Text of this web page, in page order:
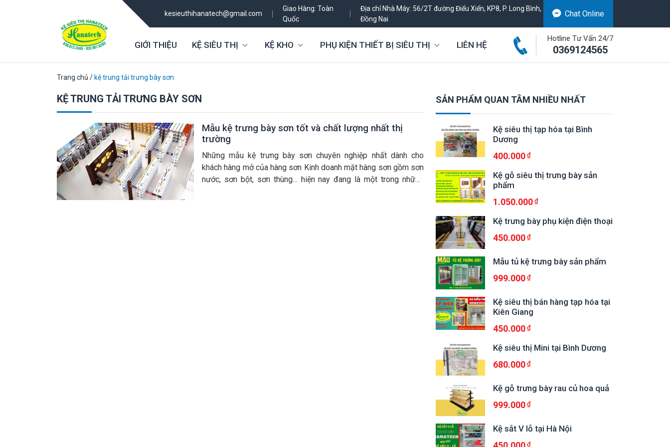
kesieuthihanatech@gmail.com
Giao Hàng: Toàn
Quốc
Địa chỉ Nhà Máy: 56/2T đường Điểu Xiển, KP8, P. Long Bình,
Đồng Nai
Chat Online
GIỚI THIỆU KỆ SIÊU THỊ KỆ KHO PHỤ KIỆN THIẾT BỊ SIÊU THỊ LIÊN HỆ
Hotline Tư Vấn 24/7
0369124565
Trang chủ / kệ trung tải trưng bày sơn
KỆ TRUNG TẢI TRƯNG BÀY SƠN
Mẫu kệ trưng bày sơn tốt và chất lượng nhất thị
trường
Những mẫu kệ trưng bày sơn chuyên nghiệp nhất dành cho
khách hàng mở của hàng sơn Kinh doanh mặt hàng sơn gồm sơn
nước, sơn bột, sơn thùng… hiện nay đang là một trong những
SẢN PHẨM QUAN TÂM NHIỀU NHẤT
Kệ siêu thị tạp hóa tại Bình
Dương
400.000
Kệ gỗ siêu thị trưng bày sản
phẩm
1.050.000
Kệ trưng bày phụ kiện điện thoại
450.000
Mẫu tủ kệ trưng bày sản phẩm
999.000
Kệ siêu thị bán hàng tạp hóa tại
Kiên Giang
450.000
Kệ siêu thị Mini tại Bình Dương
680.000
Kệ gỗ trưng bày rau củ hoa quả
999.000
Kệ sắt V lỗ tại Hà Nội